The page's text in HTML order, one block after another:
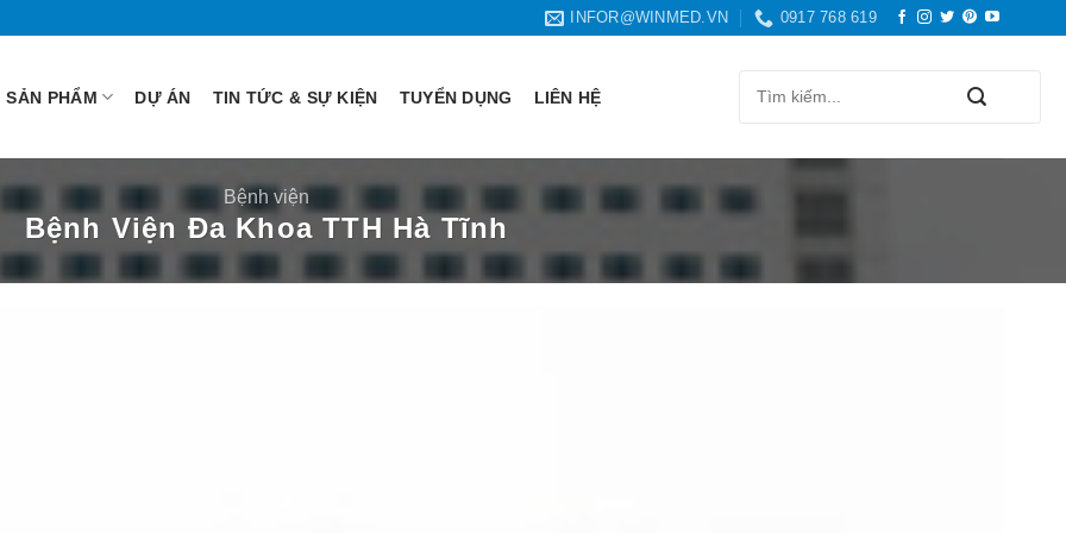
INFOR@WINMED.VN 0917 768 619
SẢN PHẨM DỰ ÁN TIN TỨC & SỰ KIỆN TUYỂN DỤNG LIÊN HỆ
Bệnh viện
Bệnh Viện Đa Khoa TTH Hà Tĩnh